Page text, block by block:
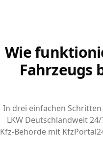
Wie
Fahrzeugs
In drei einfachen
LKW Deutschlandweit
Kfz-Behörde mit